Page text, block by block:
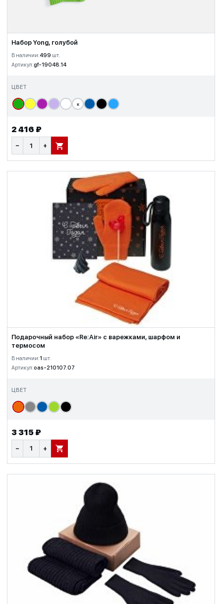
Набор Yong, голубой
В наличии:499 шт.
Артикул:gf-19048.14
ЦВЕТ
к
2 416 ₽
− + В КОРЗИНУ
Подарочный набор «Re:Air» с варежками, шарфом и
термосом
В наличии:1 шт.
Артикул:oas-210107.07
ЦВЕТ
3 315 ₽
− + В КОРЗИНУ